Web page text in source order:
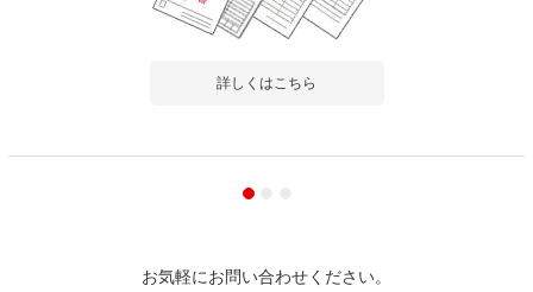
詳しくはこちら
お気軽にお問い合わせください。